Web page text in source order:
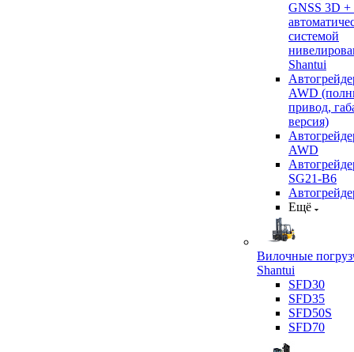
GNSS 3D +
системой
Shantui
AWD
привод,
версия)
AWD
SG21-B6
Ещё
Вилочные
Shantui
SFD30
SFD35
SFD50S
SFD70